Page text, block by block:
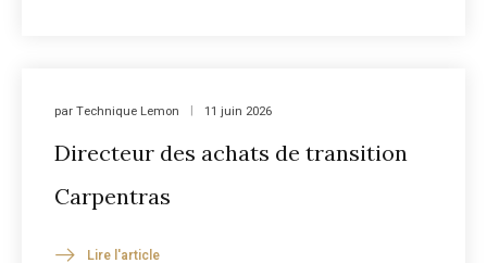
parTechnique Lemon 11 juin 2026
Directeur des achats de transition
Carpentras
Lire l'article